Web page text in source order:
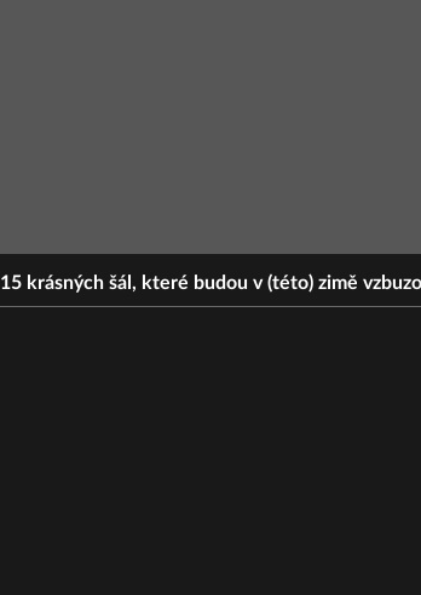
15 krásných šál, které budou v (této) zimě